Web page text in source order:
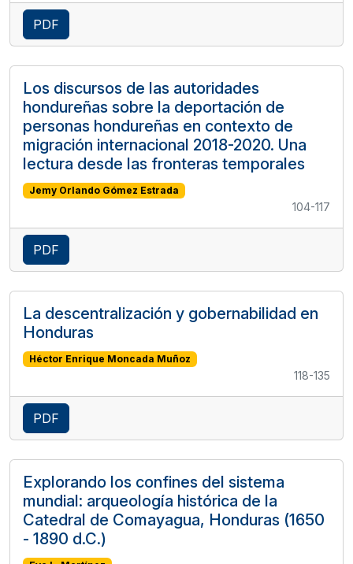
PDF
Los discursos de las autoridades
hondureñas sobre la deportación de
personas hondureñas en contexto de
migración internacional 2018-2020. Una
lectura desde las fronteras temporales
Jemy Orlando Gómez Estrada
104-117
PDF
La descentralización y gobernabilidad en
Honduras
Héctor Enrique Moncada Muñoz
118-135
PDF
Explorando los confines del sistema
mundial: arqueología histórica de la
Catedral de Comayagua, Honduras (1650
- 1890 d.C.)